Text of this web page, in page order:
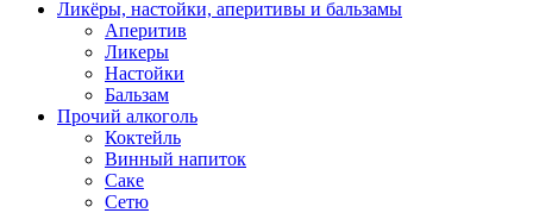
Ликёры, настойки, аперитивы и бальзамы
Аперитив
Ликеры
Настойки
Бальзам
Прочий алкоголь
Коктейль
Винный напиток
Саке
Сетю